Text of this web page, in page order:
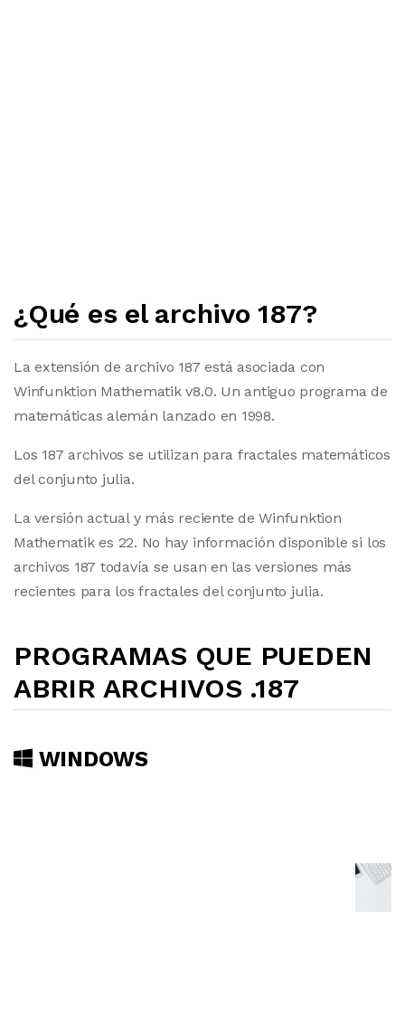
¿Qué es el archivo 187?
La extensión de archivo 187 está asociada con
Winfunktion Mathematik v8.0. Un antiguo programa de
matemáticas alemán lanzado en 1998.
Los 187 archivos se utilizan para fractales matemáticos
del conjunto julia.
La versión actual y más reciente de Winfunktion
Mathematik es 22. No hay información disponible si los
archivos 187 todavía se usan en las versiones más
recientes para los fractales del conjunto julia.
PROGRAMAS QUE PUEDEN
ABRIR ARCHIVOS .187
WINDOWS